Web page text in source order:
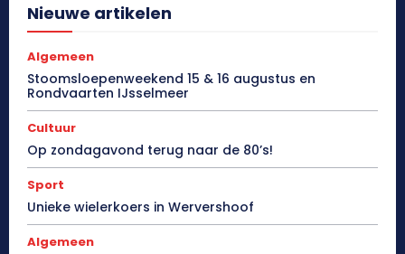
Nieuwe artikelen
Algemeen
Stoomsloepenweekend 15 & 16 augustus en
Rondvaarten IJsselmeer
Cultuur
Op zondagavond terug naar de 80’s!
Sport
Unieke wielerkoers in Wervershoof
Algemeen